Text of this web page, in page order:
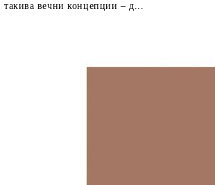
такива вечни концепции – д...